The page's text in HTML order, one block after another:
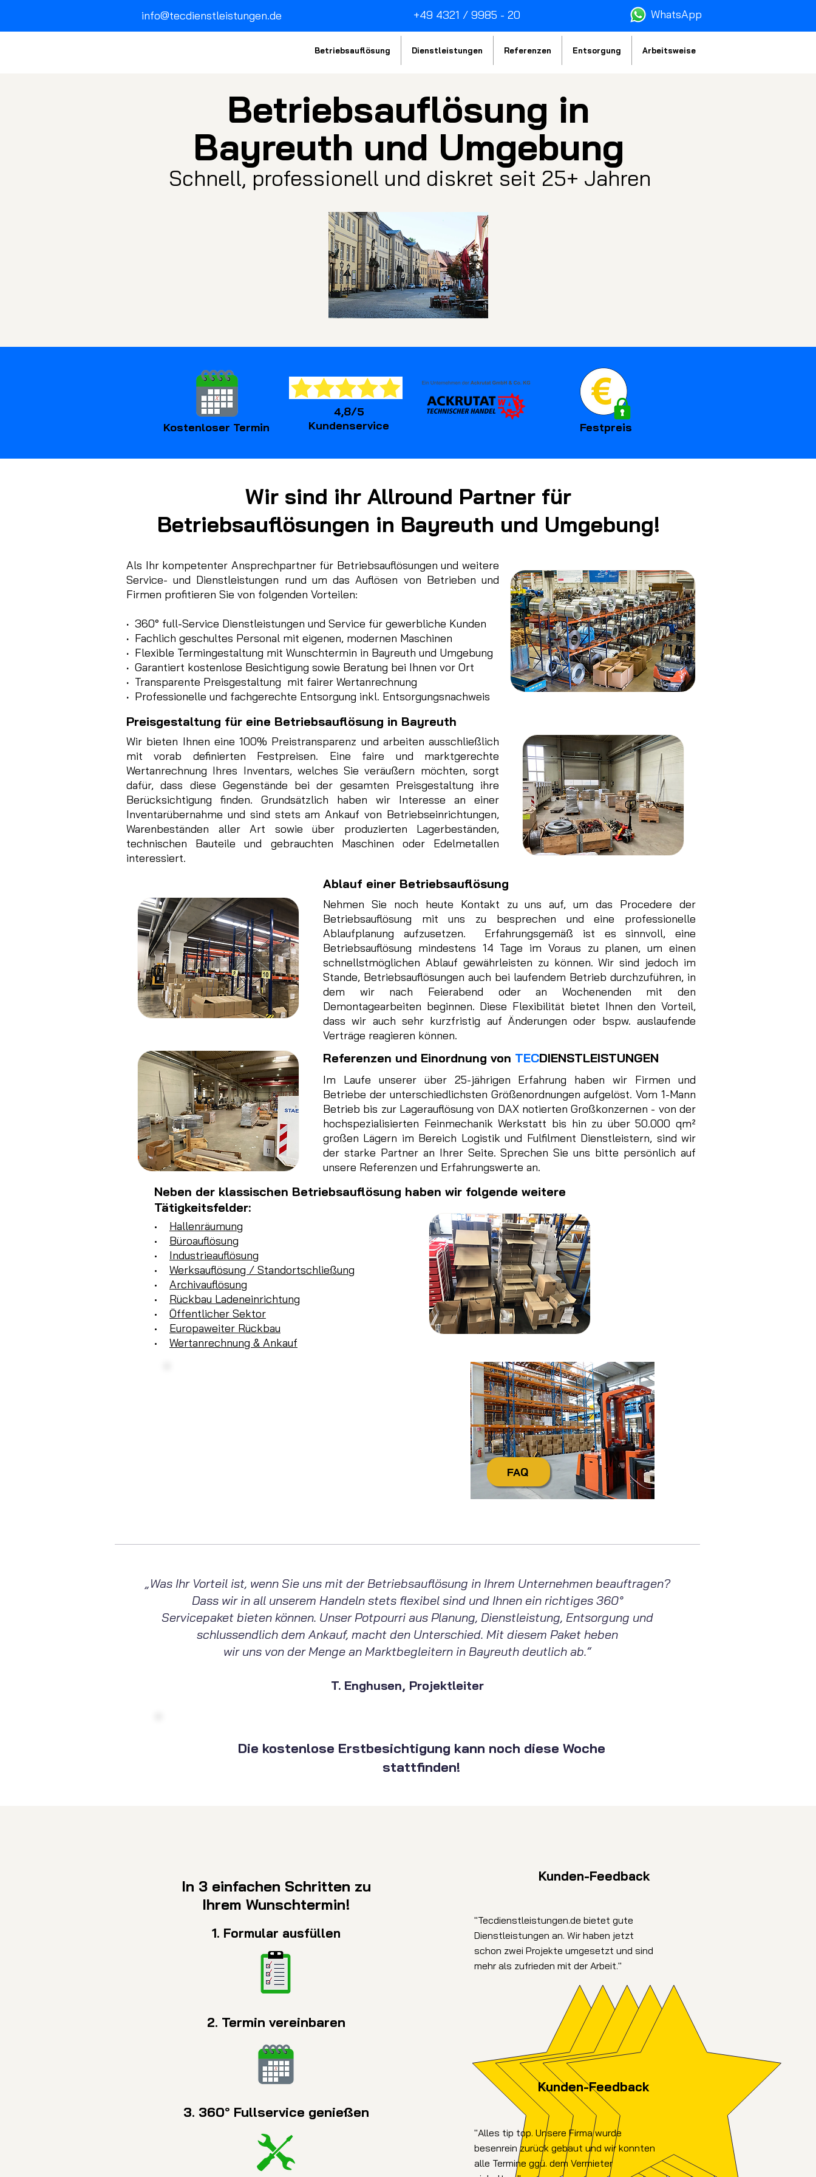
Betriebsauflösung Dienstleistungen Referenzen Entsorgung Arbeitsweise
info@tecdienstleistungen.de +49 4321 / 9985 - 20 WhatsApp
Betriebsauflösung in
Bayreuth und Umgebung
Schnell, professionell und diskret seit 25+ Jahren
Kostenloser Termin
4,8/5
Kundenservice
Festpreis
Wir sind ihr Allround Partner für
Betriebsauflösungen in Bayreuth und Umgebung!
Als Ihr kompetenter Ansprechpartner für Betriebsauflösungen und weitere
Service- und Dienstleistungen rund um das Auflösen von Betrieben und
Firmen profitieren Sie von folgenden Vorteilen:
· 360° full-Service Dienstleistungen und Service für gewerbliche Kunden
· Fachlich geschultes Personal mit eigenen, modernen Maschinen
· Flexible Termingestaltung mit Wunschtermin in Bayreuth und Umgebung
· Garantiert kostenlose Besichtigung sowie Beratung bei Ihnen vor Ort
· Transparente Preisgestaltung mit fairer Wertanrechnung
· Professionelle und fachgerechte Entsorgung inkl. Entsorgungsnachweis
Preisgestaltung für eine Betriebsauflösung in Bayreuth
Wir bieten Ihnen eine 100% Preistransparenz und arbeiten ausschließlich
mit vorab definierten Festpreisen. Eine faire und marktgerechte
Wertanrechnung Ihres Inventars, welches Sie veräußern möchten, sorgt
dafür, dass diese Gegenstände bei der gesamten Preisgestaltung ihre
Berücksichtigung finden. Grundsätzlich haben wir Interesse an einer
Inventarübernahme und sind stets am Ankauf von Betriebseinrichtungen,
Warenbeständen aller Art sowie über produzierten Lagerbeständen,
technischen Bauteile und gebrauchten Maschinen oder Edelmetallen
interessiert.
Ablauf einer Betriebsauflösung
Nehmen Sie noch heute Kontakt zu uns auf, um das Procedere der
Betriebsauflösung mit uns zu besprechen und eine professionelle
Ablaufplanung aufzusetzen. Erfahrungsgemäß ist es sinnvoll, eine
Betriebsauflösung mindestens 14 Tage im Voraus zu planen, um einen
schnellstmöglichen Ablauf gewährleisten zu können. Wir sind jedoch im
Stande, Betriebsauflösungen auch bei laufendem Betrieb durchzuführen, in
dem wir nach Feierabend oder an Wochenenden mit den
Demontagearbeiten beginnen. Diese Flexibilität bietet Ihnen den Vorteil,
dass wir auch sehr kurzfristig auf Änderungen oder bspw. auslaufende
Verträge reagieren können.
Referenzen und Einordnung von TECDIENSTLEISTUNGEN
Im Laufe unserer über 25-jährigen Erfahrung haben wir Firmen und
Betriebe der unterschiedlichsten Größenordnungen aufgelöst. Vom 1-Mann
Betrieb bis zur Lagerauflösung von DAX notierten Großkonzernen - von der
hochspezialisierten Feinmechanik Werkstatt bis hin zu über 50.000 qm²
großen Lägern im Bereich Logistik und Fulfilment Dienstleistern, sind wir
der starke Partner an Ihrer Seite. Sprechen Sie uns bitte persönlich auf
unsere Referenzen und Erfahrungswerte an.
Neben der klassischen Betriebsauflösung haben wir folgende weitere
Tätigkeitsfelder:
• Hallenräumung
• Büroauflösung
• Industrieauflösung
• Werksauflösung / Standortschließung
• Archivauflösung
• Rückbau Ladeneinrichtung
• Öffentlicher Sektor
• Europaweiter Rückbau
• Wertanrechnung & Ankauf
FAQ
„Was Ihr Vorteil ist, wenn Sie uns mit der Betriebsauflösung in Ihrem Unternehmen beauftragen?
Dass wir in all unserem Handeln stets flexibel sind und Ihnen ein richtiges 360°
Servicepaket bieten können. Unser Potpourri aus Planung, Dienstleistung, Entsorgung und
schlussendlich dem Ankauf, macht den Unterschied. Mit diesem Paket heben
wir uns von der Menge an Marktbegleitern in Bayreuth deutlich ab.“
T. Enghusen, Projektleiter
Die kostenlose Erstbesichtigung kann noch diese Woche
stattfinden!
In 3 einfachen Schritten zu
Ihrem Wunschtermin!
1. Formular ausfüllen
2. Termin vereinbaren
3. 360° Fullservice genießen
Kunden-Feedback
"Tecdienstleistungen.de bietet gute
Dienstleistungen an. Wir haben jetzt
schon zwei Projekte umgesetzt und sind
mehr als zufrieden mit der Arbeit."
Kunden-Feedback
"Alles tip top. Unsere Firma wurde
besenrein zurück gebaut und wir konnten
alle Termine ggü. dem Vermieter